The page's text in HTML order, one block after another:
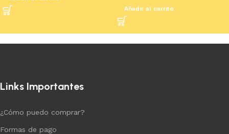
Añadir al carrito
Links Importantes
¿Cómo puedo comprar?
Formas de pago